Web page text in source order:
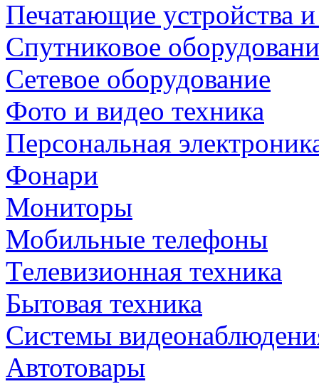
Печатающие устройства
Спутниковое
Сетевое оборудование
Фото и видео техника
Персональная
Фонари
Мониторы
Мобильные телефоны
Телевизионная техника
Бытовая техника
Cистемы
Автотовары